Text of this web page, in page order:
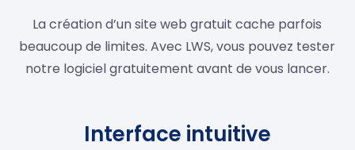
La création d’un site web gratuit cache parfois
beaucoup de limites. Avec LWS, vous pouvez tester
notre logiciel gratuitement avant de vous lancer.
Interface intuitive